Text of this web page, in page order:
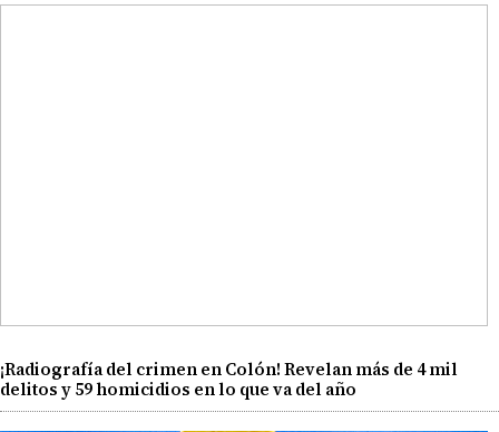
¡Radiografía del crimen en Colón! Revelan más de 4 mil
delitos y 59 homicidios en lo que va del año